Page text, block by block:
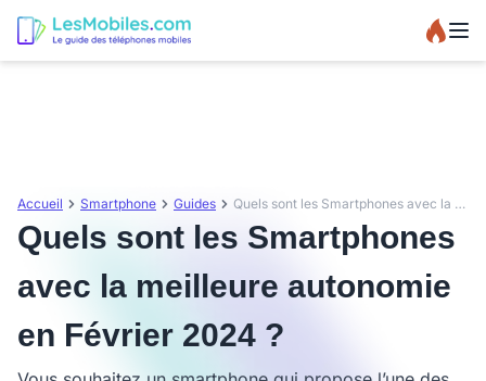
Accueil Smartphone Guides Quels sont les Smartphones avec la meilleure autonomie en Février 2024 ?
Quels sont les Smartphones
avec la meilleure autonomie
en Février 2024 ?